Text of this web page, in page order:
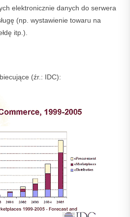
elektronicznie danych do serwera
(np. wystawienie towaru na
itp.).
(źr.: IDC):